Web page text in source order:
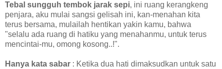
Tebal sungguh tembok jarak sepi, ini ruang kerangkeng
penjara, aku mulai sangsi gelisah ini, kan-menahan kita
terus bersama, mulailah hentikan yakin kamu, bahwa
"selalu ada ruang di hatiku yang menahanmu, untuk terus
mencintai-mu, omong kosong..!".
Hanya kata sabar : Ketika dua hati dimaksudkan untuk satu